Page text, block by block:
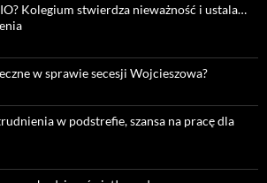
Kolegium stwierdza nieważność i ustala…
w sprawie secesji Wojcieszowa?
w podstrefie, szansa na pracę dla